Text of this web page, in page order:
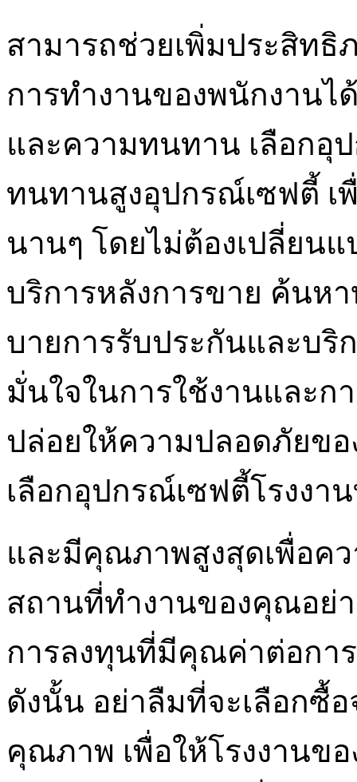
สามารถช่วยเพิ่มประสิท
การทำงานของพนักงาน
และความทนทาน เลือก
ทนทานสูงอุปกรณ์เซฟตี้ เ
นานๆ โดยไม่ต้องเปลี่ยน
บริการหลังการขาย ค้นห
บายการรับประกันและบริ
มั่นใจในการใช้งานและก
ปล่อยให้ความปลอดภัยข
เลือกอุปกรณ์เซฟตี้โรงงา
และมีคุณภาพสูงสุดเพื่อค
สถานที่ทำงานของคุณอย่
การลงทุนที่มีคุณค่าต่อกา
ดังนั้น อย่าลืมที่จะเลือกซื้
คุณภาพ เพื่อให้โรงงานข